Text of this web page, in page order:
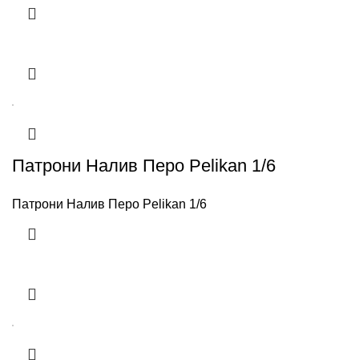
Патрони Налив Перо Pelikan 1/6
Патрони Налив Перо Pelikan 1/6